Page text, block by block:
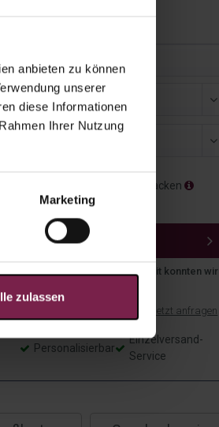
anbieten zu können
unserer
diese Informationen
Ihrer Nutzung
Marketing
zulassen
in 2- 5Arbeitstagen!
Als Geschenk verpacken
Mit Grußkarte
IN DEN WARENKORB
3,4 Millionen Menschen weltweit konnten wir
Jetzt anfragen
Personalisierbar
Einzelversand-
Service